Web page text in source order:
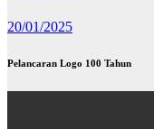
20/01/2025
Pelancaran Logo 100 Tahun